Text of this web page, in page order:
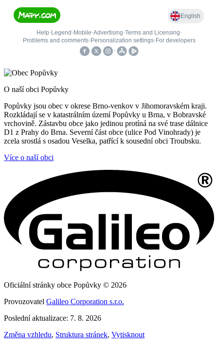
O naší obci Popůvky
Popůvky jsou obec v okrese Brno-venkov v Jihomoravském kraji.
Rozkládají se v katastrálním území Popůvky u Brna, v Bobravské
vrchovině. Zástavbu obce jako jedinou protíná na své trase dálnice
D1 z Prahy do Brna. Severní část obce (ulice Pod Vinohrady) je
zcela srostlá s osadou Veselka, patřící k sousední obci Troubsku.
Více o naší obci
Oficiální stránky obce Popůvky © 2026
Provozovatel Galileo Corporation s.r.o.
Poslední aktualizace: 7. 8. 2026
Změna vzhledu, Struktura stránek, Vytisknout